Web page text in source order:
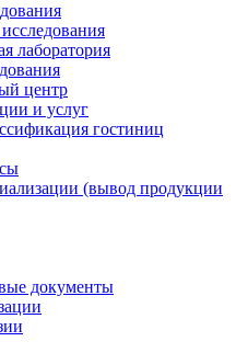
лаборатория
центр
и услуг
гостиниц
(вывод продукции
документы